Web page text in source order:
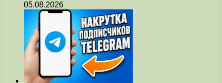
05.08.2026